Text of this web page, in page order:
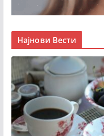
Најнови Вести